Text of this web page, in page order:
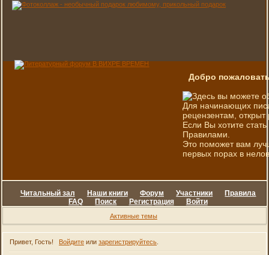
Добро
Здесь вы можете
Для начинающих
рецензентам, открыт
Если Вы хотите
Правилами.
Это поможет вам
первых порах в
Читальный зал Наши книги Форум Участники
Правила
FAQ
Поиск Регистрация Войти
Активные темы
Привет, Гость! Войдитеили зарегистрируйтесь.